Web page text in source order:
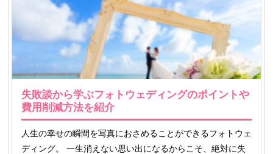
失敗談から学ぶフォトウェディングのポイントや
費用削減方法を紹介
人生の幸せの瞬間を写真におさめることができるフォトウェ
ディング。 一生消えない思い出になるからこそ、絶対に失